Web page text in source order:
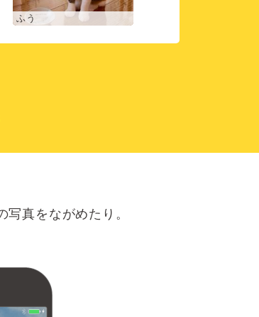
ふう
写真をながめたり。